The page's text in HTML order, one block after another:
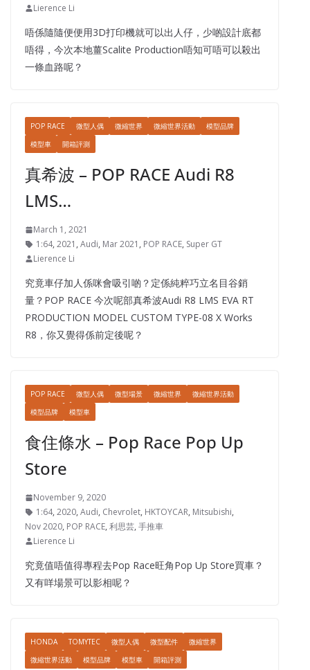
Lierence Li
唔係隨隨便便用3D打印機就可以出人仔，少啲設計底都
唔得，今次本地薑Scalite Production唔知可唔可以殺出
一條血路呢？
POP RACE 微型人偶 微縮世界 微縮世界活動
模型品牌
模型車
開箱評測
真希波 – POP RACE Audi R8
LMS…
March 1, 2021
1:64, 2021 , Audi, Mar 2021 , POP RACE, Super GT
Lierence Li
究竟車仔加人係咪會吸引啲？定係純粹巧立名目谷銷
量？POP RACE 今次呢部真希波Audi R8 LMS EVA RT
PRODUCTION MODEL CUSTOM TYPE-08 X Works
R8，你又覺得係前定後呢？
POP RACE 微型人偶 微型場景 微縮世界
微縮世界活動
模型品牌
模型車
食住條水 – Pop Race Pop Up
Store
November 9, 2020
1:64, 2020, Audi, Chevrolet, HKTOYCAR, Mitsubishi,
Nov 2020, POP RACE, 利思芸, 手推車
Lierence Li
究竟值唔值得專程去Pop Race旺角Pop Up Store買車？
又有咩場景可以影相呢？
HONDA TOMYTEC 微型人偶 微型配件
微縮世界
微縮世界活動
模型品牌 模型車 開箱評測